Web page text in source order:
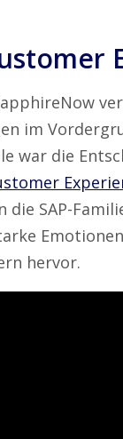
im
war die
SAP-
hervor.